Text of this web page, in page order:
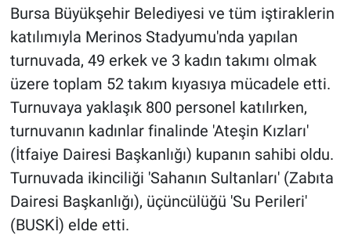
Bursa Büyükşehir Belediyesi ve tüm iştiraklerin
katılımıyla Merinos Stadyumu'nda yapılan
turnuvada, 49 erkek ve 3 kadın takımı olmak
üzere toplam 52 takım kıyasıya mücadele etti.
Turnuvaya yaklaşık 800 personel katılırken,
turnuvanın kadınlar finalinde 'Ateşin Kızları'
(İtfaiye Dairesi Başkanlığı) kupanın sahibi oldu.
Turnuvada ikinciliği 'Sahanın Sultanları' (Zabıta
Dairesi Başkanlığı), üçüncülüğü 'Su Perileri'
(BUSKİ) elde etti.